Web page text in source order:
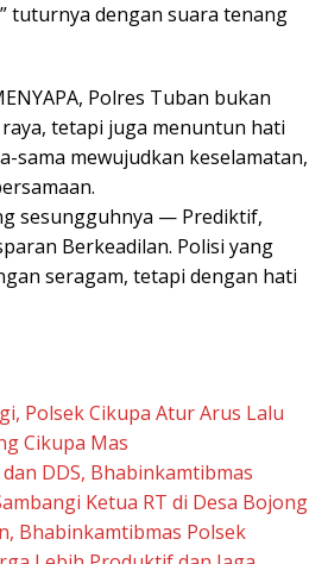
tuturnya dengan suara tenang
Polres Tuban bukan
tetapi juga menuntun hati
sama mewujudkan keselamatan,
sesungguhnya — Prediktif,
Berkeadilan. Polisi yang
seragam, tetapi dengan hati
Polsek Cikupa Atur Arus Lalu
Cikupa Mas
DDS, Bhabinkamtibmas
Ketua RT di Desa Bojong
Bhabinkamtibmas Polsek